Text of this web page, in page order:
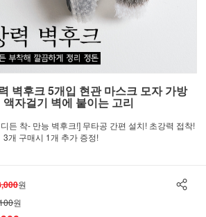
벽후크 5개입 현관 마스크 모자 가방
액자걸기 벽에 붙이는 고리
착- 만능 벽후크!] 무타공 간편 설치! 초강력 접착!
3개 구매시 1개 추가 증정!
원
원